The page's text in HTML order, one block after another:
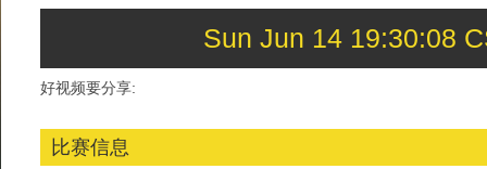
Sun Jun 14 19:30:08
好视频要分享:
比赛信息